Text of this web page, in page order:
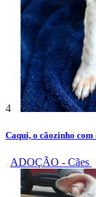
4
Caqui, o cãozinho com
ADOÇÃO - Cães